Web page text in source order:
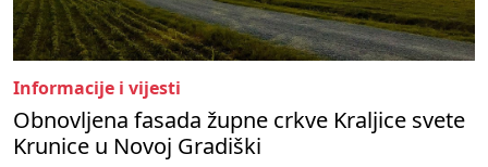
Informacije i vijesti
Obnovljena fasada župne crkve Kraljice svete
Krunice u Novoj Gradiški